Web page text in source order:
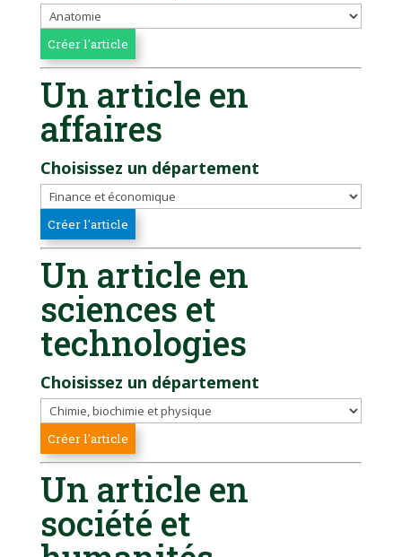
Un article en
affaires
Choisissez un département
Un article en
sciences et
technologies
Choisissez un département
Un article en
société et